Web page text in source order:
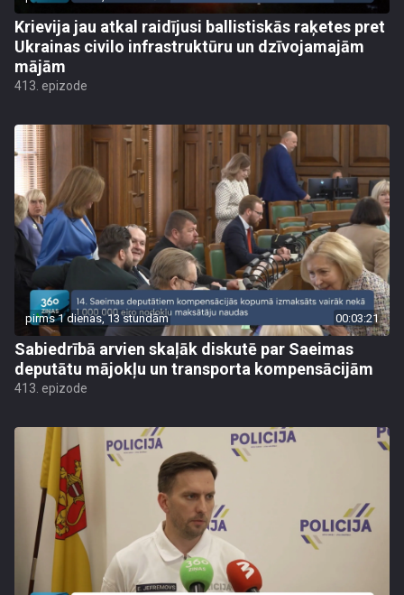
Krievija jau atkal raidījusi ballistiskās raķetes pret
Ukrainas civilo infrastruktūru un dzīvojamajām
mājām
413. epizode
pirms 1 dienas, 13 stundām 00:03:21
Sabiedrībā arvien skaļāk diskutē par Saeimas
deputātu mājokļu un transporta kompensācijām
413. epizode